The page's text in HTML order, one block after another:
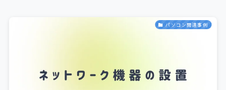
パソコン関連事例